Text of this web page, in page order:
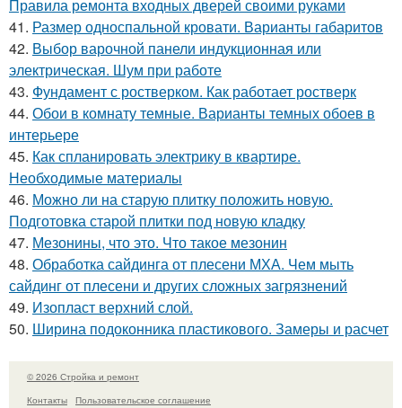
Правила ремонта входных дверей своими руками
41. Размер односпальной кровати. Варианты габаритов
42. Выбор варочной панели индукционная или
электрическая. Шум при работе
43. Фундамент с ростверком. Как работает ростверк
44. Обои в комнату темные. Варианты темных обоев в
интерьере
45. Как спланировать электрику в квартире.
Необходимые материалы
46. Можно ли на старую плитку положить новую.
Подготовка старой плитки под новую кладку
47. Мезонины, что это. Что такое мезонин
48. Обработка сайдинга от плесени МХА. Чем мыть
сайдинг от плесени и других сложных загрязнений
49. Изопласт верхний слой.
50. Ширина подоконника пластикового. Замеры и расчет
© 2026 Стройка и ремонт
Контакты
Пользовательское соглашение